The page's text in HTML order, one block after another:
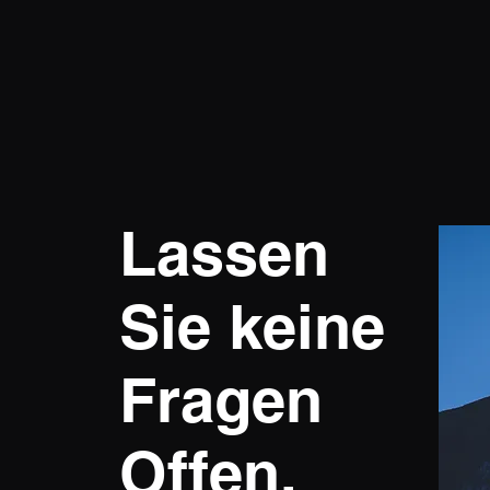
Lassen
Sie keine
Fragen
Offen.